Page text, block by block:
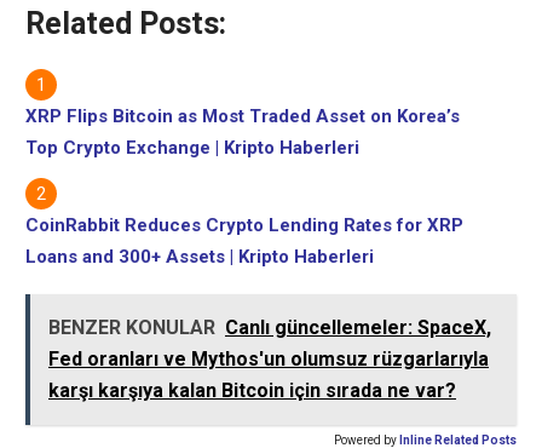
Related Posts:
XRP Flips Bitcoin as Most Traded Asset on Korea’s
Top Crypto Exchange | Kripto Haberleri
CoinRabbit Reduces Crypto Lending Rates for XRP
Loans and 300+ Assets | Kripto Haberleri
BENZER KONULAR Canlı güncellemeler: SpaceX,
Fed oranları ve Mythos'un olumsuz rüzgarlarıyla
karşı karşıya kalan Bitcoin için sırada ne var?
Powered by Inline Related Posts